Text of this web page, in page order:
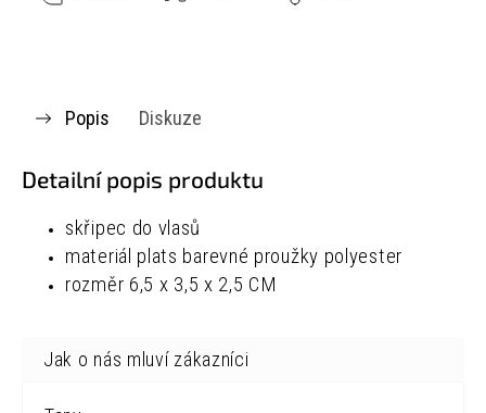
Popis Diskuze
Detailní popis produktu
skřipec do vlasů
materiál plats barevné proužky polyester
rozměr 6,5 x 3,5 x 2,5 CM